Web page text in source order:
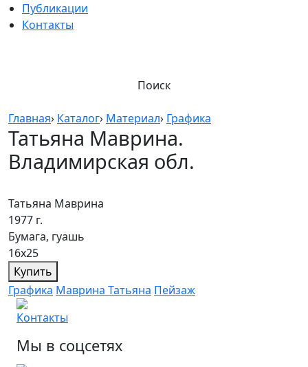
Публикации
Контакты
Поиск
Главная› Каталог› Материал› Графика
Татьяна Маврина.
Владимирская обл.
Татьяна Маврина
1977 г.
Бумага, гуашь
16х25
Купить
Графика Маврина Татьяна Пейзаж
Контакты
Мы в соцсетях